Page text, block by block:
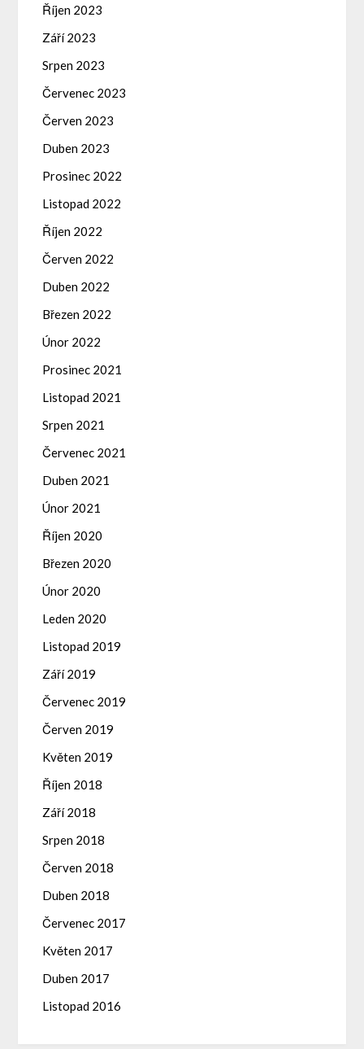
Říjen 2023
Září 2023
Srpen 2023
Červenec 2023
Červen 2023
Duben 2023
Prosinec 2022
Listopad 2022
Říjen 2022
Červen 2022
Duben 2022
Březen 2022
Únor 2022
Prosinec 2021
Listopad 2021
Srpen 2021
Červenec 2021
Duben 2021
Únor 2021
Říjen 2020
Březen 2020
Únor 2020
Leden 2020
Listopad 2019
Září 2019
Červenec 2019
Červen 2019
Květen 2019
Říjen 2018
Září 2018
Srpen 2018
Červen 2018
Duben 2018
Červenec 2017
Květen 2017
Duben 2017
Listopad 2016